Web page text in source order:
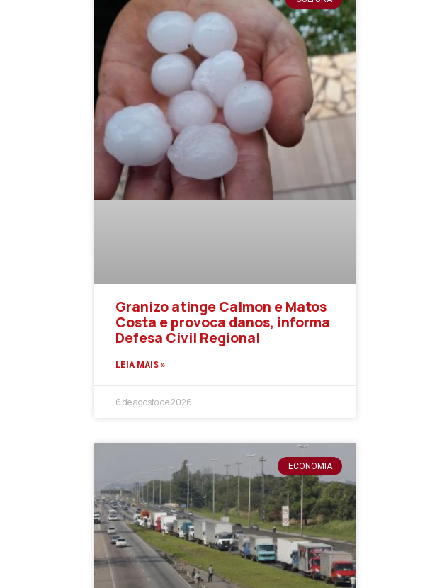
Granizo atinge Calmon e Matos
Costa e provoca danos, informa
Defesa Civil Regional
LEIA MAIS »
6 de agosto de 2026
ECONOMIA